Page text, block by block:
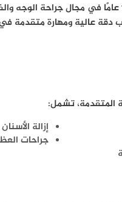
تمتلك الدكتورة نعمات الأنصاري خبرة عملية
دقة عالية ومهارة متقدمة
المتقدمة، تشمل:
إزالة
جراحات